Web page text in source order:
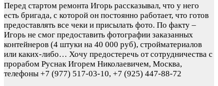
Перед стартом ремонта Игорь рассказывал, что у него
есть бригада, с которой он постоянно работает, что готов
предоставлять все чеки и присылать фото. По факту –
Игорь не смог предоставить фотографии заказанных
контейнеров (4 штуки на 40 000 руб), стройматериалов
или каких-либо… Хочу предостеречь от сотрудничества с
прорабом Руснак Игорем Николаевичем, Москва,
телефоны +7 (977) 517-03-10, +7 (925) 447-88-72